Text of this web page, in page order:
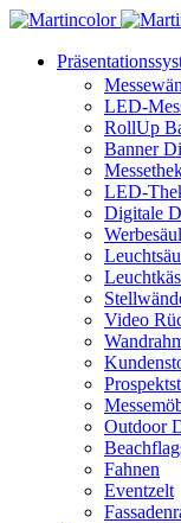
LED-
RollUp
Banner
LED-
Digitale
Video
Outdoor
Fahnen
Eventzelt